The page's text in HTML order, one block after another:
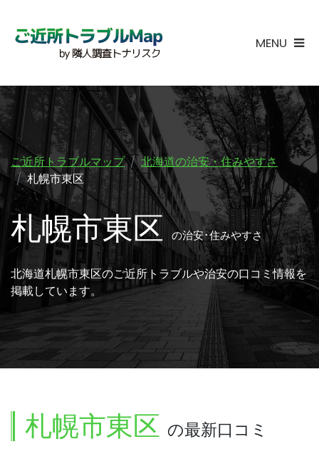
MENU
ご近所トラブルマップ
北海道の治安・住みやすさ
札幌市東区
札幌市東区の治安･住みやすさ
北海道札幌市東区のご近所トラブルや治安の口コミ情報を
掲載しています。
札幌市東区 の最新口コミ